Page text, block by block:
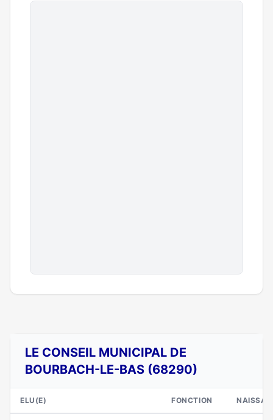
LE CONSEIL MUNICIPAL DE
BOURBACH-LE-BAS (68290)
ELU(E) FONCTION